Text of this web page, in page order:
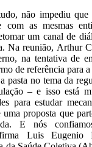
não impediu
com as mesmas
um canal de
Na reunião, Arthur
na tentativa de
de referência para
pasta no tema da
– e isso está
para estudar
proposta que
E nós
Luis Eugenio